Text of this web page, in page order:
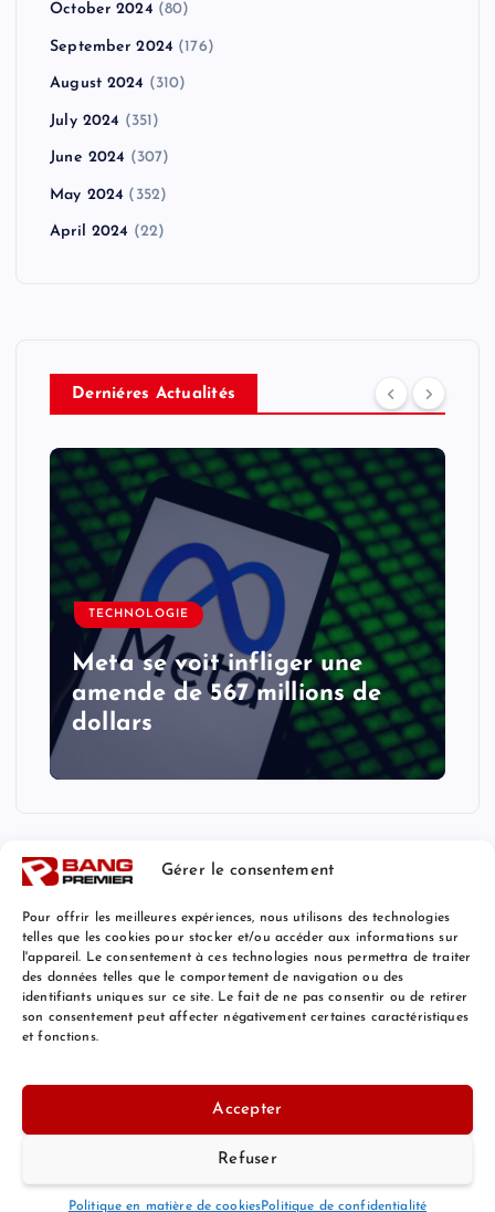
Gérer le consentement
Pour offrir les meilleures expériences, nous utilisons des technologies
telles que les cookies pour stocker et/ou accéder aux informations sur
l'appareil. Le consentement à ces technologies nous permettra de traiter
des données telles que le comportement de navigation ou des
identifiants uniques sur ce site. Le fait de ne pas consentir ou de retirer
son consentement peut affecter négativement certaines caractéristiques
et fonctions.
Accepter
Refuser
Politique en matière de cookiesPolitique de confidentialité
October 2024 (80)
September 2024 (176)
August 2024 (310)
July 2024 (351)
June 2024 (307)
May 2024 (352)
April 2024 (22)
Derniéres Actualités
TECHNOLOGIE
Meta se voit infliger une
amende de 567 millions de
dollars
Mentions Légales